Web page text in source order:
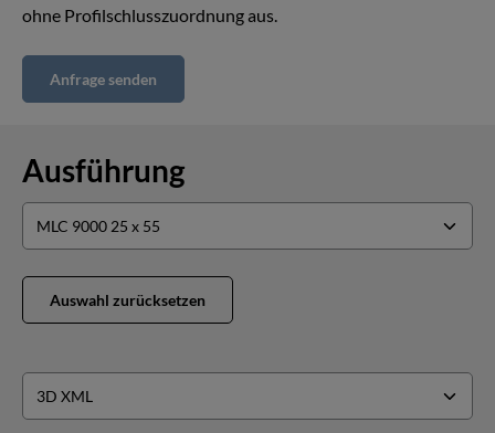
ohne Profilschlusszuordnung aus.
Anfrage senden
Ausführung
Auswahl zurücksetzen